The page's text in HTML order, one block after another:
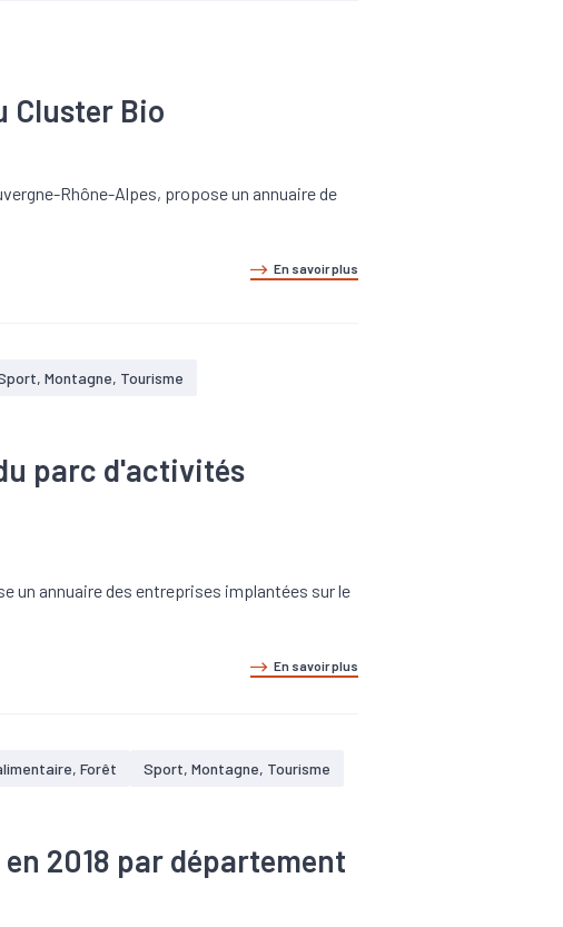
Cluster Bio
Rhône-Alpes, propose un annuaire de
En savoir plus
Montagne, Tourisme
parc d'activités
un annuaire des entreprises implantées sur le
En savoir plus
Forêt
Sport, Montagne, Tourisme
2018 par département